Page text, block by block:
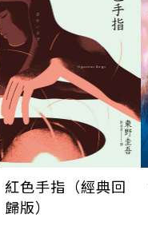
紅色手指（經典回
歸版）